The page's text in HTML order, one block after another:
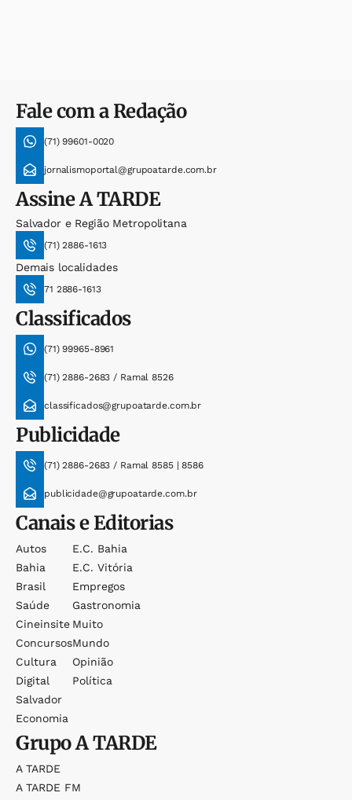
Fale com a Redação
(71) 99601-0020
jornalismoportal@grupoatarde.com.br
AssineA TARDE
Salvador e Região Metropolitana
(71) 2886-1613
Demais localidades
71 2886-1613
Classificados
(71) 99965-8961
(71) 2886-2683 / Ramal 8526
classificados@grupoatarde.com.br
Publicidade
(71) 2886-2683 / Ramal 8585 | 8586
publicidade@grupoatarde.com.br
Canais e Editorias
Autos
Bahia
Brasil
Saúde
Cineinsite
Concursos
Cultura
Digital
Salvador
Economia
E.c. Bahia
E.c. Vitória
Empregos
Gastronomia
Muito
Mundo
Opinião
Política
GrupoA TARDE
A TARDE
A TARDE FM